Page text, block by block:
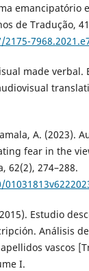
emancipatório
de Tradução,
made verbal.
A. (2023).
fear in the
62(2), 274–288.
Estudio
Análisis
vascos
I.